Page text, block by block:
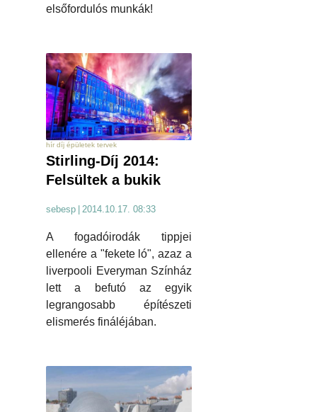
elsőfordulós munkák!
hír díj épületek tervek
Stirling-Díj 2014:
Felsültek a bukik
sebesp 2014.10.17. 08:33
A fogadóirodák tippjei
ellenére a "fekete ló", azaz a
liverpooli Everyman Színház
lett a befutó az egyik
legrangosabb építészeti
elismerés fináléjában.